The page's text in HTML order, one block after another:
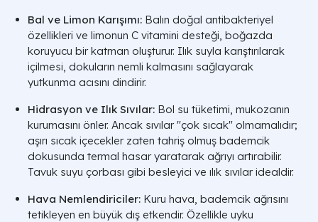
Bal ve Limon Karışımı: Balın doğal antibakteriyel
özellikleri ve limonun C vitamini desteği, boğazda
koruyucu bir katman oluşturur. Ilık suyla karıştırılarak
içilmesi, dokuların nemli kalmasını sağlayarak
yutkunma acısını dindirir.
Hidrasyon ve Ilık Sıvılar: Bol su tüketimi, mukozanın
kurumasını önler. Ancak sıvılar "çok sıcak" olmamalıdır;
aşırı sıcak içecekler zaten tahriş olmuş bademcik
dokusunda termal hasar yaratarak ağrıyı artırabilir.
Tavuk suyu çorbası gibi besleyici ve ılık sıvılar idealdir.
Hava Nemlendiriciler: Kuru hava, bademcik ağrısını
tetikleyen en büyük dış etkendir. Özellikle uyku